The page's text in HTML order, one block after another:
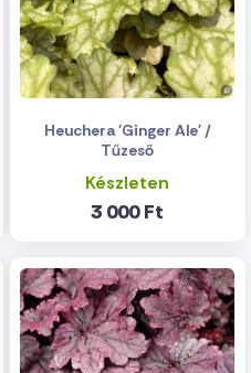
Heuchera 'Ginger Ale' /
Tűzeső
Készleten
3 000 Ft